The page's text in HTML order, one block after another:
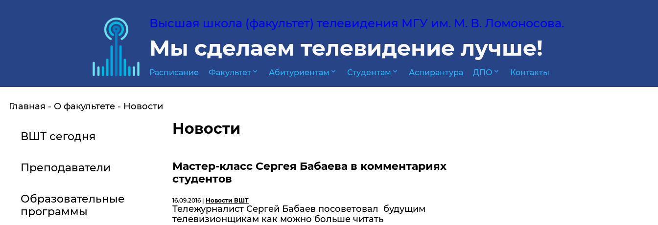
Высшая школа (факультет) телевидения МГУ им. М. В. Ломоносова.
Мы сделаем телевидение лучше!
Расписание Факультет expand_more Абитуриентам expand_more Студентам expand_more Аспирантура ДПО expand_more Контакты
Главная О факультете Новости
ВШТ сегодня
Преподаватели
Образовательные
программы
Новости
Мастер-класс Сергея Бабаева в комментариях
студентов
16.09.2016 | Новости ВШТ
Тележурналист Сергей Бабаев посоветовал будущим
телевизионщикам как можно больше читать